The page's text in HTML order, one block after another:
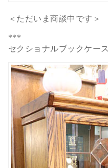
＜ただいま商談中です＞
***
セクショナルブックケース